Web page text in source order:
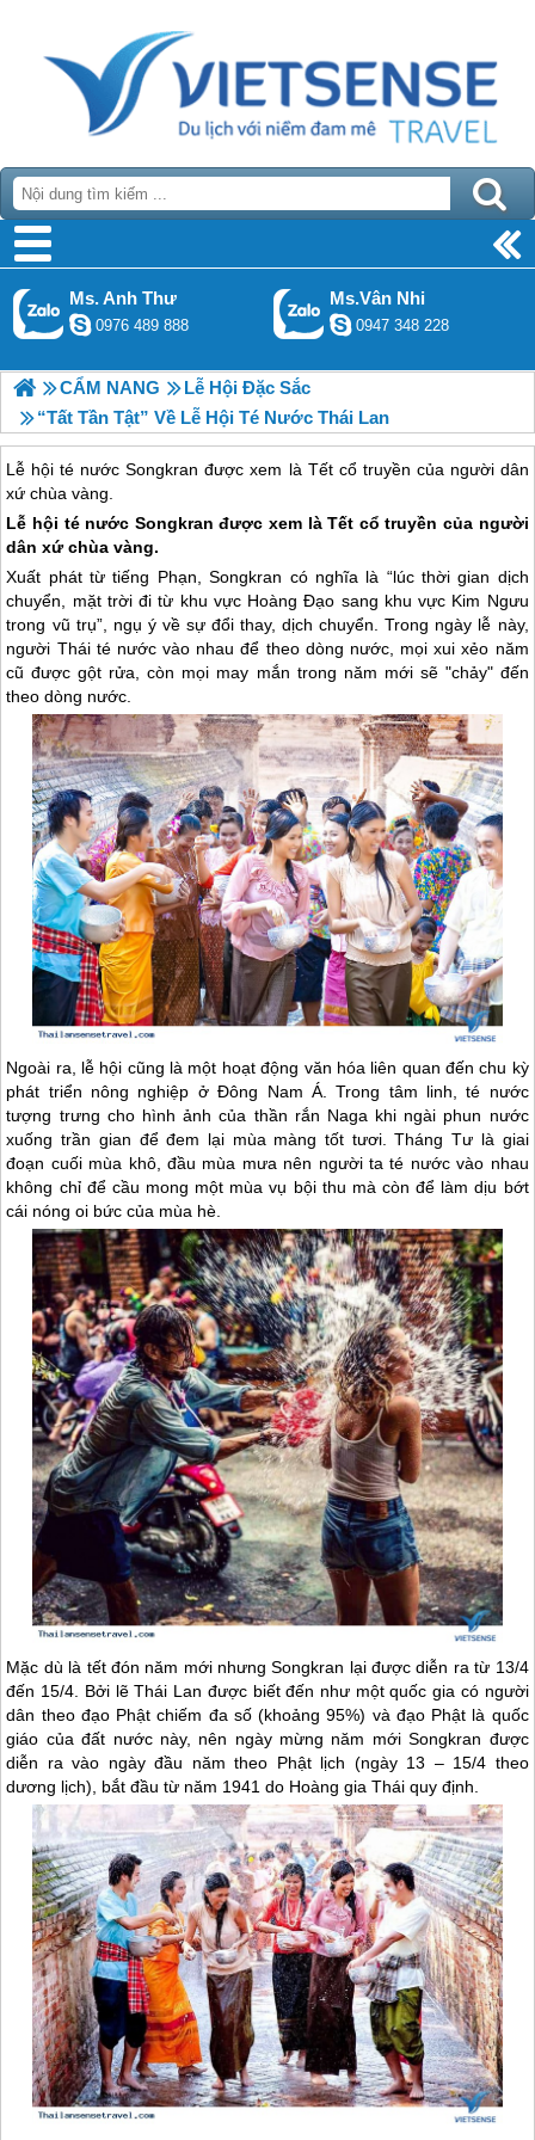
Ms. Anh Thư
0976 489 888
Ms.Vân Nhi
0947 348 228
CẨM NANG
Lễ Hội Đặc Sắc
“Tất Tần Tật” Về Lễ Hội Té Nước Thái Lan
Lễ hội té nước Songkran được xem là Tết cổ truyền của người dân
xứ chùa vàng.
Lễ hội té nước Songkran được xem là Tết cổ truyền của người
dân xứ chùa vàng.
Xuất phát từ tiếng Phạn, Songkran có nghĩa là “lúc thời gian dịch
chuyển, mặt trời đi từ khu vực Hoàng Đạo sang khu vực Kim Ngưu
trong vũ trụ”, ngụ ý về sự đổi thay, dịch chuyển. Trong ngày lễ này,
người Thái té nước vào nhau để theo dòng nước, mọi xui xẻo năm
cũ được gột rửa, còn mọi may mắn trong năm mới sẽ "chảy" đến
theo dòng nước.
Ngoài ra, lễ hội cũng là một hoạt động văn hóa liên quan đến chu kỳ
phát triển nông nghiệp ở Đông Nam Á. Trong tâm linh, té nước
tượng trưng cho hình ảnh của thần rắn Naga khi ngài phun nước
xuống trần gian để đem lại mùa màng tốt tươi. Tháng Tư là giai
đoạn cuối mùa khô, đầu mùa mưa nên người ta té nước vào nhau
không chỉ để cầu mong một mùa vụ bội thu mà còn để làm dịu bớt
cái nóng oi bức của mùa hè.
Mặc dù là tết đón năm mới nhưng Songkran lại được diễn ra từ 13/4
đến 15/4. Bởi lẽThái Lan được biết đến như một quốc gia có người
dân theo đạo Phật chiếm đa số (khoảng 95%) và đạo Phật là quốc
giáo của đất nước này, nên ngày mừng năm mới Songkran được
diễn ra vào ngày đầu năm theo Phật lịch (ngày 13 – 15/4 theo
dương lịch), bắt đầu từ năm 1941 do Hoàng gia Thái quy định.